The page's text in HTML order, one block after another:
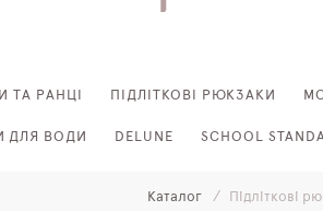
ТА РАНЦІ ПІДЛІТКОВІ РЮКЗАКИ
ДЛЯ ВОДИ DELUNE SCHOOL
Каталог Підліткові